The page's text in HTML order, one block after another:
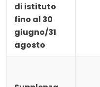
di istituto
fino al 30
giugno/31
agosto